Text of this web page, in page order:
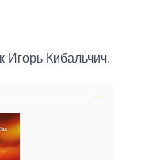
Игорь Кибальчич.